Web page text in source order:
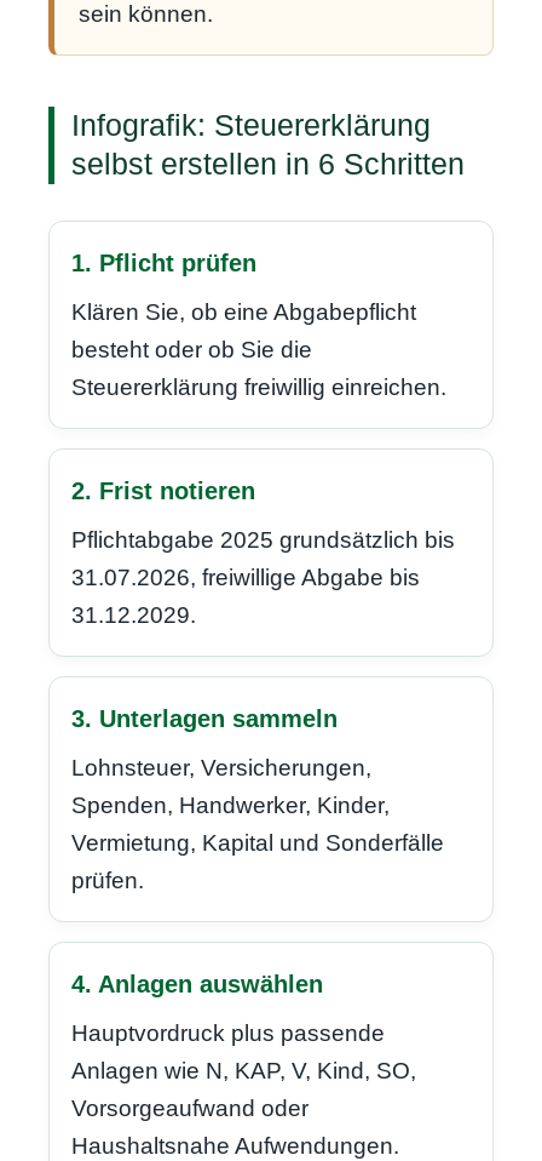
sein können.
Infografik: Steuererklärung
selbst erstellen in 6 Schritten
1. Pflicht prüfen
Klären Sie, ob eine Abgabepflicht
besteht oder ob Sie die
Steuererklärung freiwillig einreichen.
2. Frist notieren
Pflichtabgabe 2025 grundsätzlich bis
31.07.2026, freiwillige Abgabe bis
31.12.2029.
3. Unterlagen sammeln
Lohnsteuer, Versicherungen,
Spenden, Handwerker, Kinder,
Vermietung, Kapital und Sonderfälle
prüfen.
4. Anlagen auswählen
Hauptvordruck plus passende
Anlagen wie N, KAP, V, Kind, SO,
Vorsorgeaufwand oder
Haushaltsnahe Aufwendungen.